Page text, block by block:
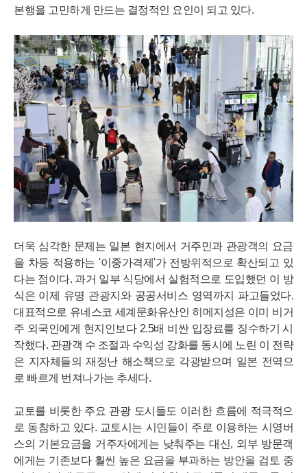
본행을 고민하게 만드는 결정적인 요인이 되고 있다.
더욱 심각한 문제는 일본 현지에서 거주민과 관광객의 요금
을 차등 적용하는 '이중가격제'가 전방위적으로 확산되고 있
다는 점이다. 과거 일부 식당에서 실험적으로 도입했던 이 방
식은 이제 유명 관광지와 공공서비스 영역까지 파고들었다.
대표적으로 유네스코 세계문화유산인 히메지성은 이미 비거
주 외국인에게 현지인보다 2.5배 비싼 입장료를 징수하기 시
작했다. 관광객 수 조절과 수익성 강화를 동시에 노린 이 전략
은 지자체들의 재정난 해소책으로 각광받으며 일본 전역으
로 빠르게 번져나가는 추세다.
교토를 비롯한 주요 관광 도시들도 이러한 흐름에 적극적으
로 동참하고 있다. 교토시는 시민들이 주로 이용하는 시영버
스의 기본요금을 거주자에게는 낮춰주는 대신, 외부 방문객
에게는 기존보다 훨씬 높은 요금을 부과하는 방안을 검토 중